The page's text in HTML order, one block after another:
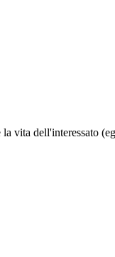
vita dell'interessato